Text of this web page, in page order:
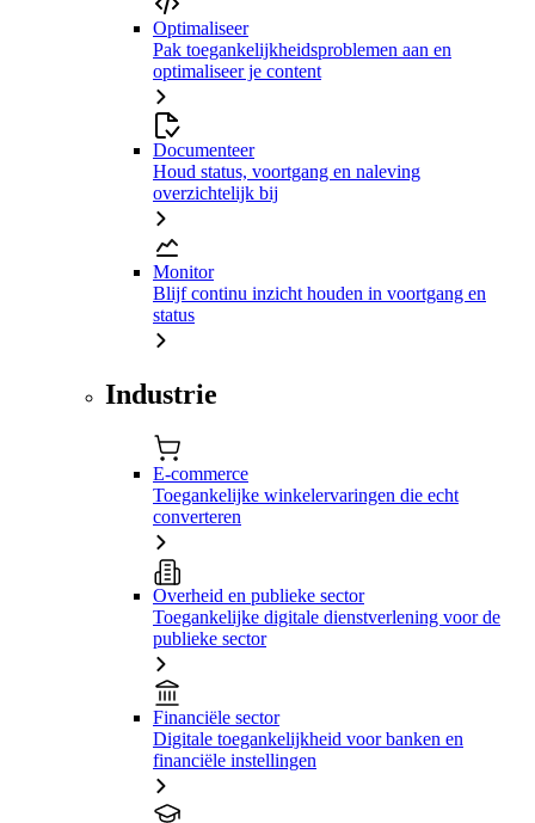
Optimaliseer
Pak toegankelijkheidsproblemen aan en
optimaliseer je content
Documenteer
Houd status, voortgang en naleving
overzichtelijk bij
Monitor
Blijf continu inzicht houden in voortgang en
status
Industrie
E-commerce
Toegankelijke winkelervaringen die echt
converteren
Overheid en publieke sector
Toegankelijke digitale dienstverlening voor de
publieke sector
Financiële sector
Digitale toegankelijkheid voor banken en
financiële instellingen